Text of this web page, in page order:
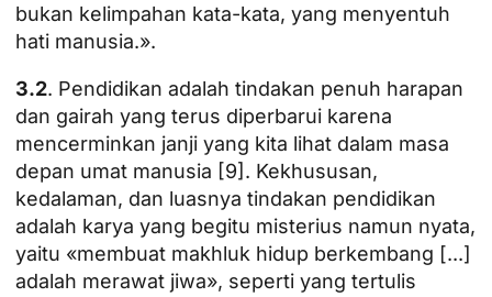
bukan kelimpahan kata-kata, yang menyentuh
hati manusia.».
3.2. Pendidikan adalah tindakan penuh harapan
dan gairah yang terus diperbarui karena
mencerminkan janji yang kita lihat dalam masa
depan umat manusia [9]. Kekhususan,
kedalaman, dan luasnya tindakan pendidikan
adalah karya yang begitu misterius namun nyata,
yaitu «membuat makhluk hidup berkembang [...]
adalah merawat jiwa», seperti yang tertulis